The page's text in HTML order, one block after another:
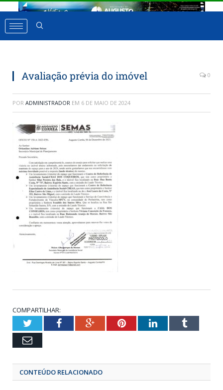
Avaliação prévia do imóvel 0
POR ADMINISTRADOR EM 6 DE MAIO DE 2024
COMPARTILHAR:
TwitterFacebookGoogle+Pinterest
LinkedIn
Email
CONTEÚDO RELACIONADO